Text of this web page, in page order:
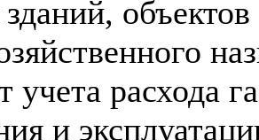
расхода
и